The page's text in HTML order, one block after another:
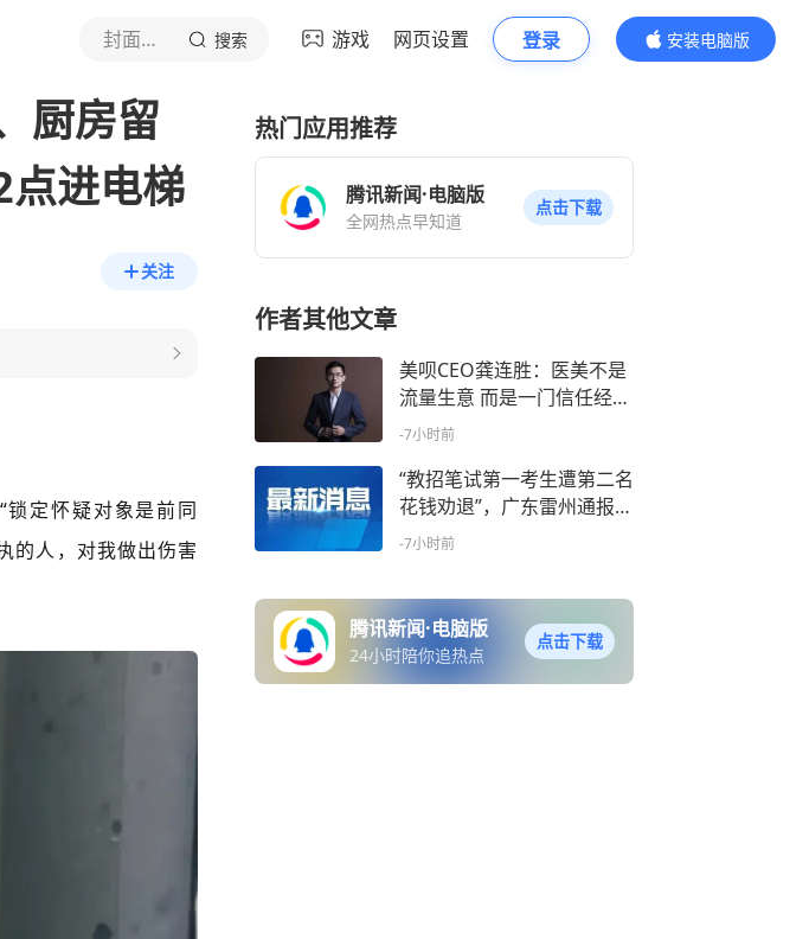
封面新闻 搜索 游戏 网页设置 登录
安装电脑版
内容更精彩
厨房留
进电梯
关注
定怀疑对象是前同
的人，对我做出伤害
热门应用推荐
腾讯新闻·电脑版
全网热点早知道
点击下载
作者其他文章
美呗CEO龚连胜：医美不是
流量生意 而是一门信任经济
| 好品牌·上封面
-7小时前
“教招笔试第一考生遭第二名
花钱劝退”，广东雷州通报特
教老师招聘违规事件：6人
-7小时前
腾讯新闻·电脑版
24小时陪你追热点
点击下载